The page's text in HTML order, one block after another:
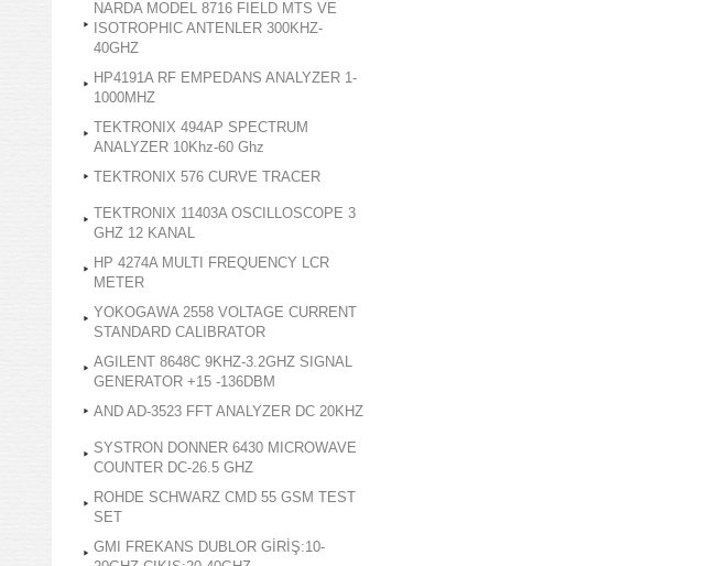
NARDA MODEL 8716 FIELD MTS VE
ISOTROPHIC ANTENLER 300KHZ-
40GHZ
HP4191A RF EMPEDANS ANALYZER 1-
1000MHZ
TEKTRONIX 494AP SPECTRUM
ANALYZER 10Khz-60 Ghz
TEKTRONIX 576 CURVE TRACER
TEKTRONIX 11403A OSCILLOSCOPE 3
GHZ 12 KANAL
HP 4274A MULTI FREQUENCY LCR
METER
YOKOGAWA 2558 VOLTAGE CURRENT
STANDARD CALIBRATOR
AGILENT 8648C 9KHZ-3.2GHZ SIGNAL
GENERATOR +15 -136DBM
AND AD-3523 FFT ANALYZER DC 20KHZ
SYSTRON DONNER 6430 MICROWAVE
COUNTER DC-26.5 GHZ
ROHDE SCHWARZ CMD 55 GSM TEST
SET
GMI FREKANS DUBLOR GİRİŞ:10-